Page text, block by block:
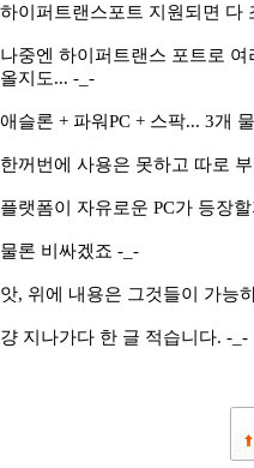
하이퍼트랜스포트 지원되면 다
나중엔 하이퍼트랜스 포트로
올지도... -_-
애슬론 + 파워PC + 스팍... 3개
한꺼번에 사용은 못하고 따로
플랫폼이 자유로운 PC가 등장
물론 비싸겠죠 -_-
앗, 위에 내용은 그것들이 가능
걍 지나가다 한 글 적습니다. -_-